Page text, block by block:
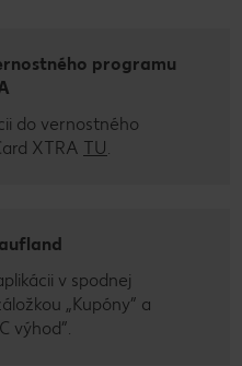
programu
do vernostného
XTRA TU.
v spodnej
„Kupóny” a
výhod”.